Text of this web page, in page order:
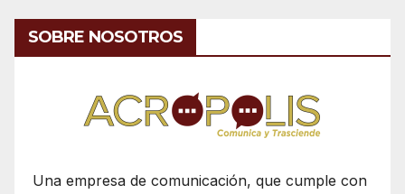
SOBRE NOSOTROS
Una empresa de comunicación, que cumple con